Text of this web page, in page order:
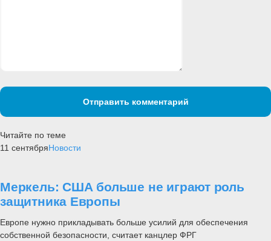
Отправить комментарий
Читайте по теме
11 сентябряНовости
Меркель: США больше не играют роль
защитника Европы
Европе нужно прикладывать больше усилий для обеспечения
собственной безопасности, считает канцлер ФРГ